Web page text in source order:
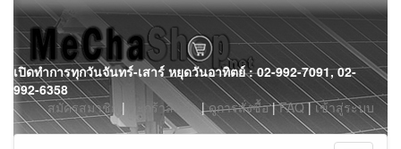
Skip
to
content
เปิดทำการทุกวันจันทร์-เสาร์ หยุดวันอาทิตย์ : 02-992-7091, 02-
992-6358
สมัครสมาชิก | ตะกร้าสินค้า|ดูการสั่งซื้อ|FAQ|เข้าสู่ระบบ